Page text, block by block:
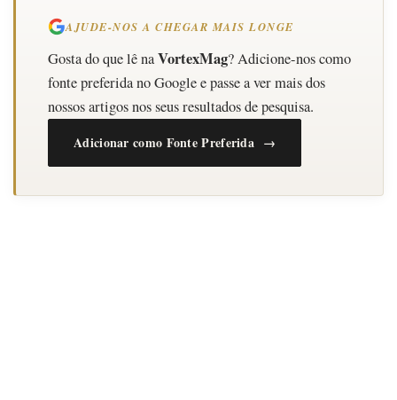
AJUDE-NOS A CHEGAR MAIS LONGE
Gosta do que lê naVortexMag? Adicione-nos como
fonte preferida no Google e passe a ver mais dos
nossos artigos nos seus resultados de pesquisa.
Adicionar como Fonte Preferida →